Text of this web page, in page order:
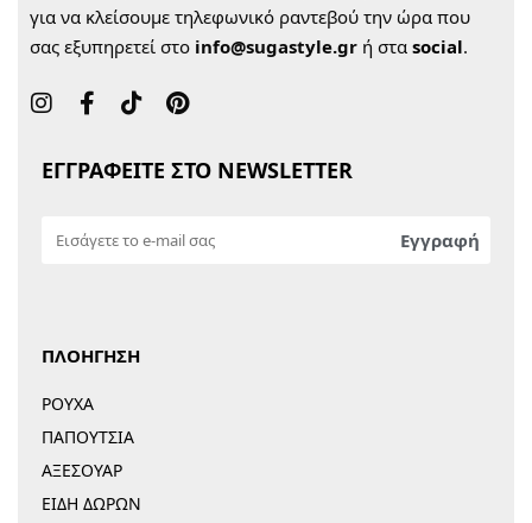
για να κλείσουμε τηλεφωνικό ραντεβού την ώρα που
σας εξυπηρετεί στο info@sugastyle.gr ή στα social.
ΕΓΓΡΑΦΕΙΤΕ ΣΤΟ NEWSLETTER
ΠΛΟΗΓΗΣΗ
ΡΟΥΧΑ
ΠΑΠΟΥΤΣΙΑ
ΑΞΕΣΟΥΑΡ
ΕΙΔΗ ΔΩΡΩΝ